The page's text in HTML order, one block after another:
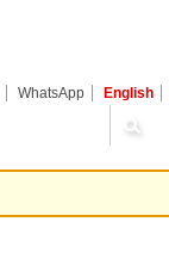
WhatsApp English